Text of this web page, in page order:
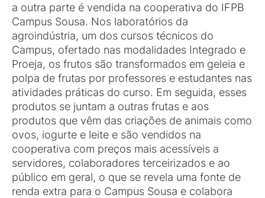
a outra parte é vendida na cooperativa do IFPB
Campus Sousa. Nos laboratórios da
agroindústria, um dos cursos técnicos do
Campus, ofertado nas modalidades Integrado e
Proeja, os frutos são transformados em geleia e
polpa de frutas por professores e estudantes nas
atividades práticas do curso. Em seguida, esses
produtos se juntam a outras frutas e aos
produtos que vêm das criações de animais como
ovos, iogurte e leite e são vendidos na
cooperativa com preços mais acessíveis a
servidores, colaboradores terceirizados e ao
público em geral, o que se revela uma fonte de
renda extra para o Campus Sousa e colabora